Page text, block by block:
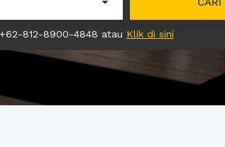
812-8900-4848 atau Klik di sini